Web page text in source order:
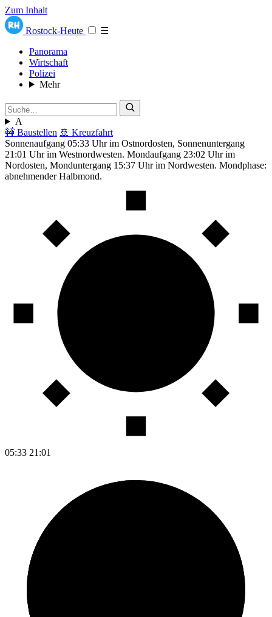
Zum Inhalt
Rostock-Heute
☰
Panorama
Wirtschaft
Polizei
Mehr
A
🚧 Baustellen 🚢 Kreuzfahrt
Sonnenaufgang 05:33 Uhr im Ostnordosten, Sonnenuntergang
21:01 Uhr im Westnordwesten. Mondaufgang 23:02 Uhr im
Nordosten, Monduntergang 15:37 Uhr im Nordwesten. Mondphase:
abnehmender Halbmond.
05:33 21:01